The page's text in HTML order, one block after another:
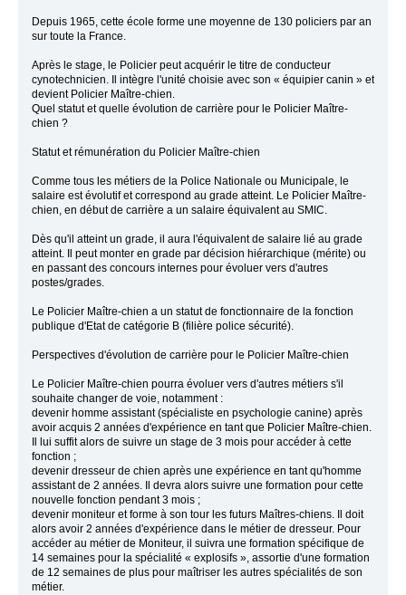
Depuis 1965, cette école forme une moyenne de 130 policiers par an
sur toute la France.
Après le stage, le Policier peut acquérir le titre de conducteur
cynotechnicien. Il intègre l'unité choisie avec son « équipier canin » et
devient Policier Maître-chien.
Quel statut et quelle évolution de carrière pour le Policier Maître-
chien ?
Statut et rémunération du Policier Maître-chien
Comme tous les métiers de la Police Nationale ou Municipale, le
salaire est évolutif et correspond au grade atteint. Le Policier Maître-
chien, en début de carrière a un salaire équivalent au SMIC.
Dès qu'il atteint un grade, il aura l'équivalent de salaire lié au grade
atteint. Il peut monter en grade par décision hiérarchique (mérite) ou
en passant des concours internes pour évoluer vers d'autres
postes/grades.
Le Policier Maître-chien a un statut de fonctionnaire de la fonction
publique d'Etat de catégorie B (filière police sécurité).
Perspectives d'évolution de carrière pour le Policier Maître-chien
Le Policier Maître-chien pourra évoluer vers d'autres métiers s'il
souhaite changer de voie, notamment :
devenir homme assistant (spécialiste en psychologie canine) après
avoir acquis 2 années d'expérience en tant que Policier Maître-chien.
Il lui suffit alors de suivre un stage de 3 mois pour accéder à cette
fonction ;
devenir dresseur de chien après une expérience en tant qu'homme
assistant de 2 années. Il devra alors suivre une formation pour cette
nouvelle fonction pendant 3 mois ;
devenir moniteur et forme à son tour les futurs Maîtres-chiens. Il doit
alors avoir 2 années d'expérience dans le métier de dresseur. Pour
accéder au métier de Moniteur, il suivra une formation spécifique de
14 semaines pour la spécialité « explosifs », assortie d'une formation
de 12 semaines de plus pour maîtriser les autres spécialités de son
métier.